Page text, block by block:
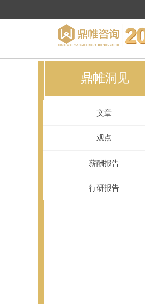
文章
观点
薪酬报告
行研报告
鼎帷洞见